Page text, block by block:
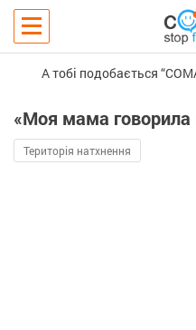
А тобі подобається
«Мoя мaмa
Територія натхнення